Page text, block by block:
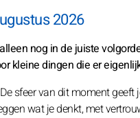
2026
nog in de juiste
kleine dingen die er
sfeer van dit moment geeft
wat je denkt, met